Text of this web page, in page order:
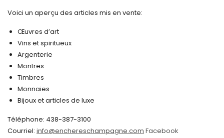
novembre 2024
octobre 2024
septembre 2024
août 2024
mai 2024
avril 2024
Voici un aperçu des articles mis en vente:
Œuvres d’art
Vins et spiritueux
Argenterie
Montres
Timbres
Monnaies
Bijoux et articles de luxe
Téléphone: 438-387-3100
Courriel: info@enchereschampagne.com Facebook